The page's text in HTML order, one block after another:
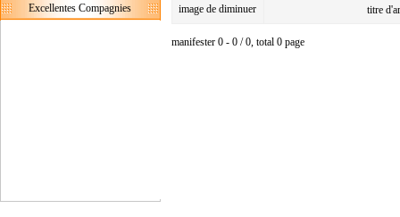
Excellentes Compagnies image de diminuer titre
manifester 0 - 0 / 0, total 0 page